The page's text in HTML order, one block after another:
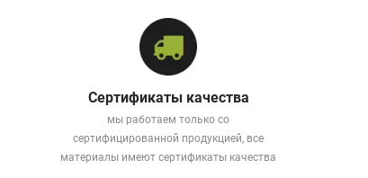
Сертификаты качества
мы работаем только со
сертифицированной продукцией, все
материалы имеют сертификаты качества